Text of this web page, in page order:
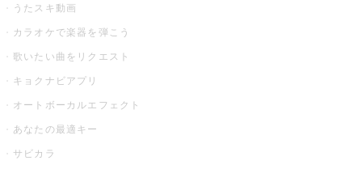
うたスキ動画
カラオケで楽器を弾こう
歌いたい曲をリクエスト
キョクナビアプリ
オートボーカルエフェクト
あなたの最適キー
サビカラ